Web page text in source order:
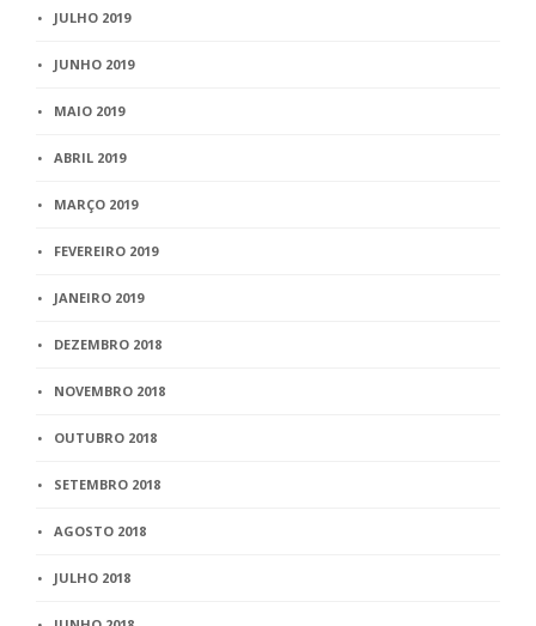
JULHO 2019
JUNHO 2019
MAIO 2019
ABRIL 2019
MARÇO 2019
FEVEREIRO 2019
JANEIRO 2019
DEZEMBRO 2018
NOVEMBRO 2018
OUTUBRO 2018
SETEMBRO 2018
AGOSTO 2018
JULHO 2018